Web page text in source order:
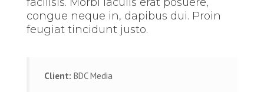
congue neque in, dapibus dui. Proin
feugiat tincidunt justo.
Client: BDC Media